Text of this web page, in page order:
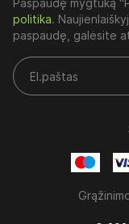
Paspaudę mygtuką
politika.
paspaudę, galėsite